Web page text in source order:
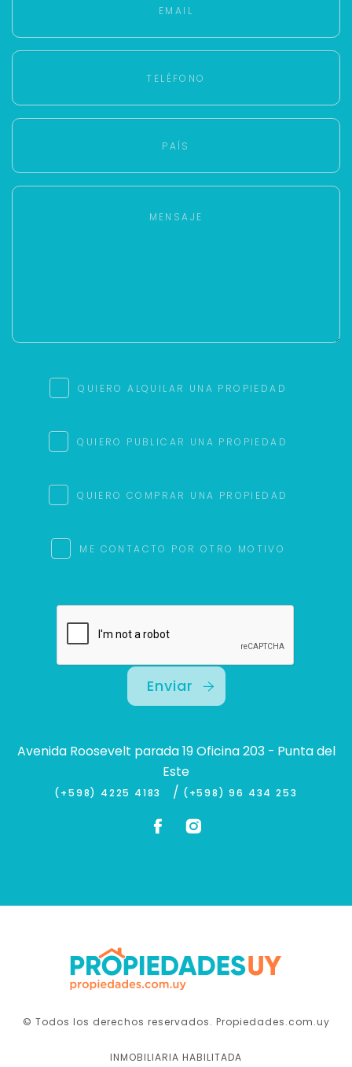
QUIERO ALQUILAR UNA PROPIEDAD
QUIERO PUBLICAR UNA PROPIEDAD
QUIERO COMPRAR UNA PROPIEDAD
ME CONTACTO POR OTRO MOTIVO
Enviar
Avenida Roosevelt parada 19 Oficina 203 - Punta del
Este
(+598) 4225 4183 / (+598) 96 434 253
© Todos los derechos reservados. Propiedades.com.uy
INMOBILIARIA HABILITADA
Para responderte
mejor y más rápido
Déjanos tus datos para identificar tu consulta en el
sistema de gestión de clientes.
No compartimos tu información ni enviamos spam.
Continuar por WhatsApp
Con estos datos podemos responderte mejor y